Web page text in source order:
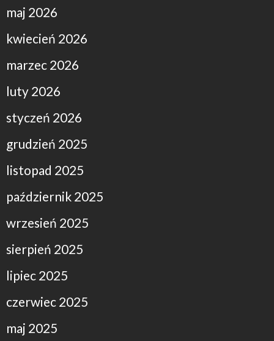
maj 2026
kwiecień 2026
marzec 2026
luty 2026
styczeń 2026
grudzień 2025
listopad 2025
październik 2025
wrzesień 2025
sierpień 2025
lipiec 2025
czerwiec 2025
maj 2025